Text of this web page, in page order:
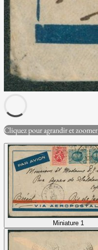
Cliquez pour agrandir et zoomer
Miniature 1